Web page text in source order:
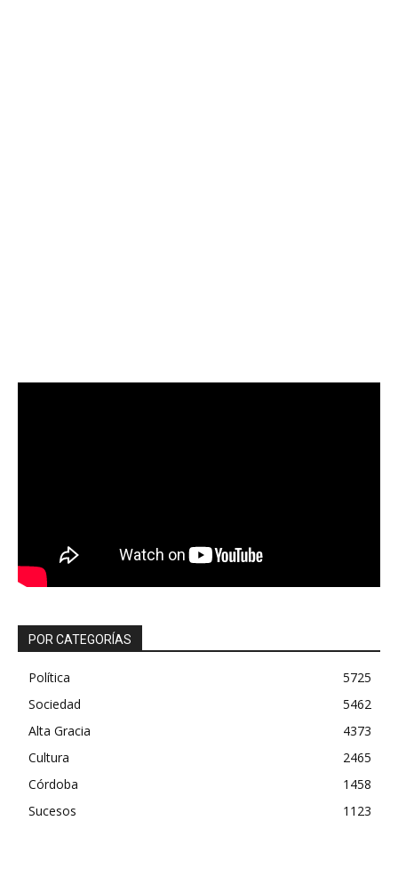
POR CATEGORÍAS
Política
5725
Sociedad
5462
Alta Gracia
4373
Cultura
2465
Córdoba
1458
Sucesos
1123